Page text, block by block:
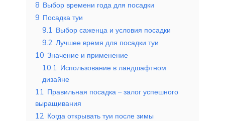
8 Выбор времени года для посадки
9 Посадка туи
9.1 Выбор саженца и условия посадки
9.2 Лучшее время для посадки туи
10 Значение и применение
10.1 Использование в ландшафтном
дизайне
11 Правильная посадка – залог успешного
выращивания
12 Когда открывать туи после зимы